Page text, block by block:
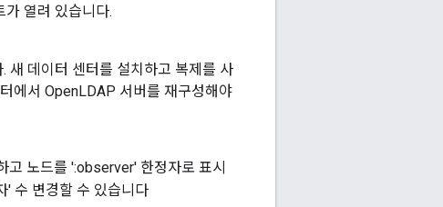
열려 있습니다.
새 데이터 센터를 설치하고 복제를 사
에서 OpenLDAP 서버를 재구성해야
고 노드를 ':observer' 한정자로 표시
' 수 변경할 수 있습니다